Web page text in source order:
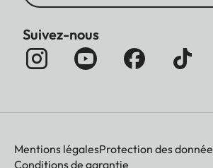
Suivez-nous
Mentions légalesProtection des
Conditions de garantie